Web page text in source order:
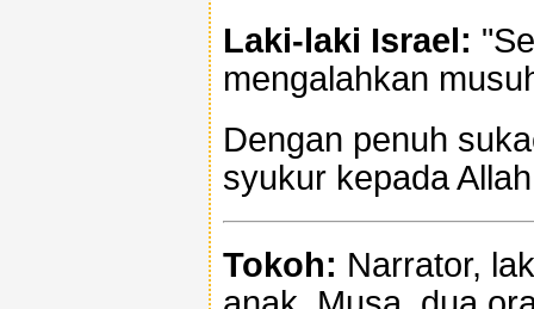
Laki-laki Israel:
mengalahkan
Dengan penuh
syukur kepada
Tokoh: Narrator,